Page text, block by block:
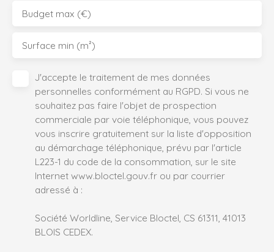
Budget max (€)
Surface min (m²)
J'accepte le traitement de mes données
personnelles conformément au RGPD. Si vous ne
souhaitez pas faire l'objet de prospection
commerciale par voie téléphonique, vous pouvez
vous inscrire gratuitement sur la liste d'opposition
au démarchage téléphonique, prévu par l'article
L223-1 du code de la consommation, sur le site
Internet www.bloctel.gouv.fr ou par courrier
adressé à :
Société Worldline, Service Bloctel, CS 61311, 41013
BLOIS CEDEX.